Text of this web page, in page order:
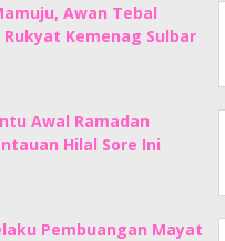
Awan Tebal
Kemenag Sulbar
Awal Ramadan
Hilal Sore Ini
Pembuangan Mayat